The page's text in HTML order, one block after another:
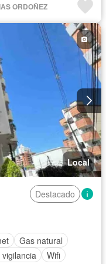
ORDOÑEZ
Local
Destacado
Gas natural
Wifi